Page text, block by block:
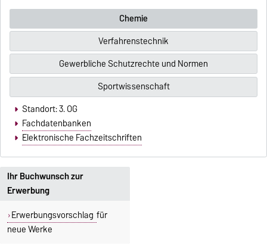
Chemie
Verfahrenstechnik
Gewerbliche Schutzrechte und Normen
Sportwissenschaft
Standort: 3. OG
Fachdatenbanken
Elektronische Fachzeitschriften
Ihr Buchwunsch zur
Erwerbung
Erwerbungsvorschlag für
neue Werke